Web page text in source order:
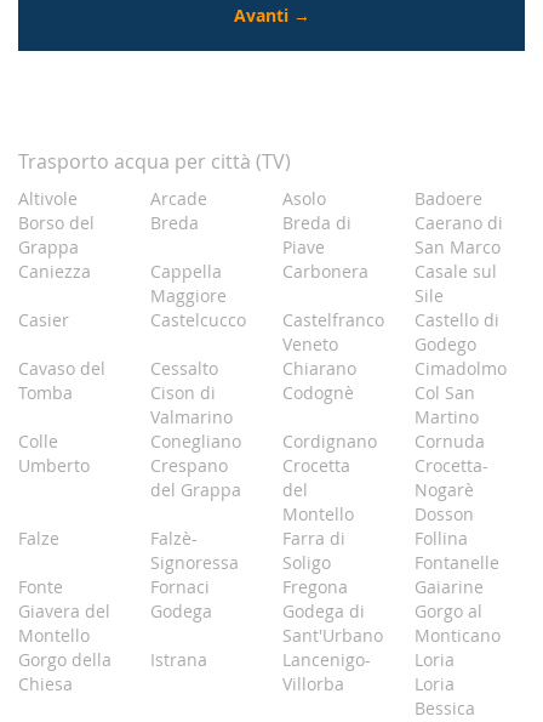
Trasporto acqua per città (TV)
Altivole Arcade Asolo
Badoere
Borso del
Grappa
Breda
Breda di
Piave
Caerano di
San Marco
Caniezza
Cappella
Maggiore
Carbonera
Casale sul
Sile
Casier
Castelcucco
Castelfranco
Veneto
Castello di
Godego
Cavaso del
Tomba
Cessalto Chiarano
Cimadolmo
Cison di
Valmarino
Codognè
Col San
Martino
Colle
Umberto
Conegliano Cordignano
Cornuda
Crespano
del Grappa
Crocetta
del
Montello
Crocetta-
Nogarè
Dosson
Falze
Falzè-
Signoressa
Farra di
Soligo
Follina
Fontanelle
Fonte
Fornaci Fregona
Gaiarine
Giavera del
Montello
Godega
Godega di
Sant'Urbano
Gorgo al
Monticano
Gorgo della
Chiesa
Istrana
Lancenigo-
Villorba
Loria
Loria
Bessica